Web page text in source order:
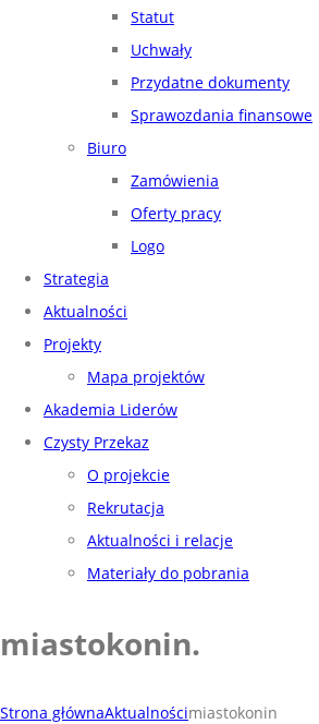
Statut
Uchwały
Przydatne dokumenty
Sprawozdania finansowe
Biuro
Zamówienia
Oferty pracy
Logo
Strategia
Aktualności
Projekty
Mapa projektów
Akademia Liderów
Czysty Przekaz
O projekcie
Rekrutacja
Aktualności i relacje
Materiały do pobrania
miastokonin.
Strona głównaAktualnościmiastokonin